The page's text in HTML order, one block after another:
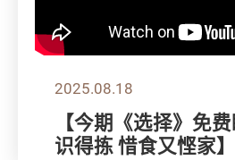
2025.08.18
【今期《选择》免
识得拣 惜食又悭家】